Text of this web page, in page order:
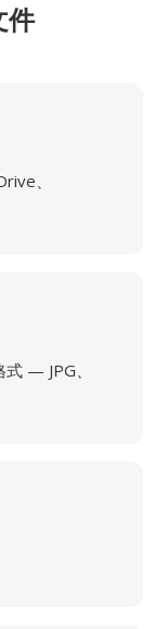
件
、
— JPG、